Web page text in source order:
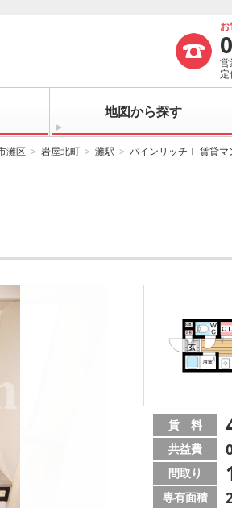
営
地図から探す
灘区 岩屋北町 灘駅 パインリッチⅠ 賃貸マ
賃 料
共益費
間取り
専有面積